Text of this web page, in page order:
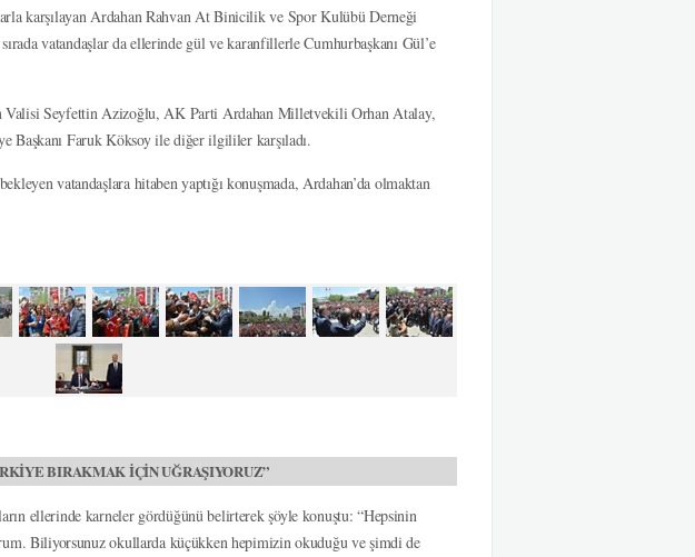
karşılayan Ardahan Rahvan At Binicilik ve Spor Kulübü Derneği
vatandaşlar da ellerinde gül ve karanfillerle Cumhurbaşkanı Gül’e
Valisi Seyfettin Azizoğlu, AK Parti Ardahan Milletvekili Orhan Atalay,
Faruk Köksoy ile diğer ilgililer karşıladı.
vatandaşlara hitaben yaptığı konuşmada, Ardahan’da olmaktan
BIRAKMAK İÇİN UĞRAŞIYORUZ”
ellerinde karneler gördüğünü belirterek şöyle konuştu: “Hepsinin
Biliyorsunuz okullarda küçükken hepimizin okuduğu ve şimdi de